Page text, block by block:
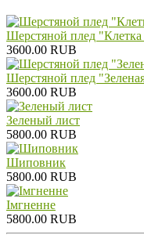
Шерстяной плед "Клетка
3600.00 RUB
Шерстяной плед
3600.00 RUB
Зеленый лист
5800.00 RUB
Шиповник
5800.00 RUB
Iмгненне
5800.00 RUB